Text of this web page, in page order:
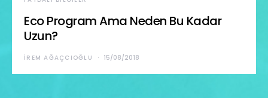
Eco Program Ama Neden Bu Kadar
Uzun?
İREM AĞAÇCIOĞLU 15/08/2018